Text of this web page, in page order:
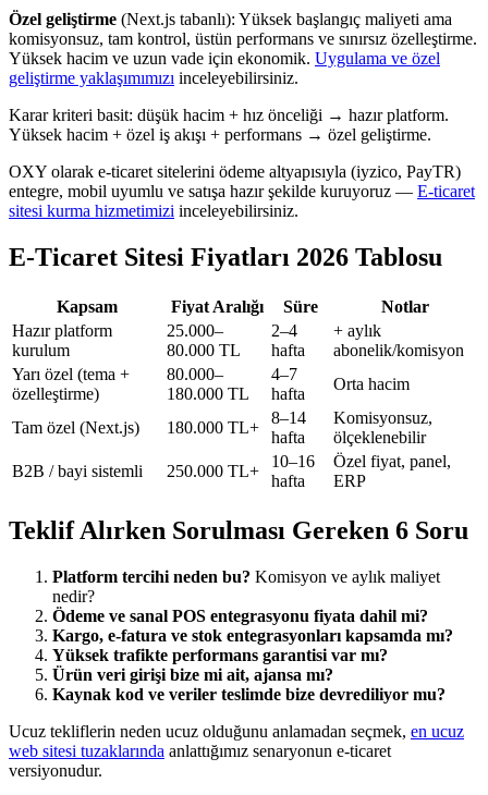
Özel geliştirme (Next.js tabanlı): Yüksek başlangıç maliyeti ama
komisyonsuz, tam kontrol, üstün performans ve sınırsız özelleştirme.
Yüksek hacim ve uzun vade için ekonomik. Uygulama ve özel
geliştirme yaklaşımımızı inceleyebilirsiniz.
Karar kriteri basit: düşük hacim + hız önceliği → hazır platform.
Yüksek hacim + özel iş akışı + performans → özel geliştirme.
OXY olarak e-ticaret sitelerini ödeme altyapısıyla (iyzico, PayTR)
entegre, mobil uyumlu ve satışa hazır şekilde kuruyoruz — E-ticaret
sitesi kurma hizmetimizi inceleyebilirsiniz.
E-Ticaret Sitesi Fiyatları 2026 Tablosu
Kapsam Fiyat Aralığı Süre
Notlar
Hazır platform
kurulum
25.000–
80.000 TL
2–4
hafta
+ aylık
abonelik/komisyon
Yarı özel (tema +
özelleştirme)
80.000–
180.000 TL
4–7
hafta
Orta hacim
Tam özel (Next.js) 180.000 TL+
8–14
hafta
Komisyonsuz,
ölçeklenebilir
B2B / bayi sistemli
250.000 TL+
10–16
hafta
Özel fiyat, panel,
ERP
Teklif Alırken Sorulması Gereken 6 Soru
Platform tercihi neden bu? Komisyon ve aylık maliyet
nedir?
Ödeme ve sanal POS entegrasyonu fiyata dahil mi?
Kargo, e-fatura ve stok entegrasyonları kapsamda mı?
Yüksek trafikte performans garantisi var mı?
Ürün veri girişi bize mi ait, ajansa mı?
Kaynak kod ve veriler teslimde bize devrediliyor mu?
Ucuz tekliflerin neden ucuz olduğunu anlamadan seçmek, en ucuz
web sitesi tuzaklarında anlattığımız senaryonun e-ticaret
versiyonudur.